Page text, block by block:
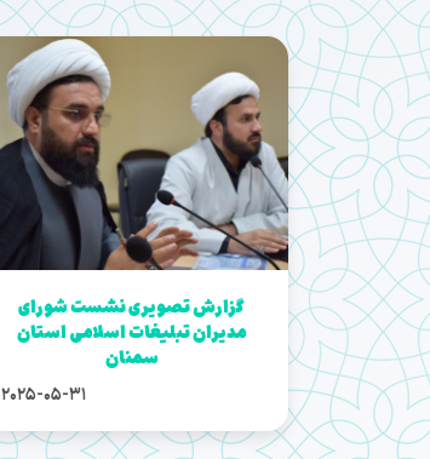
گزارش تصویری نشست شورای
مدیران تبلیغات اسلامی استان
سمنان
2025-05-31